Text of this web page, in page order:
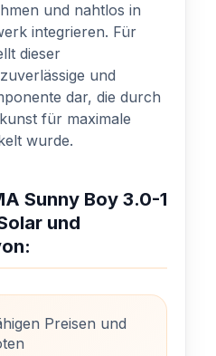
und nahtlos in
integrieren. Für
dieser
und
dar, die durch
für maximale
wurde.
Sunny Boy 3.0-1
und
Preisen und